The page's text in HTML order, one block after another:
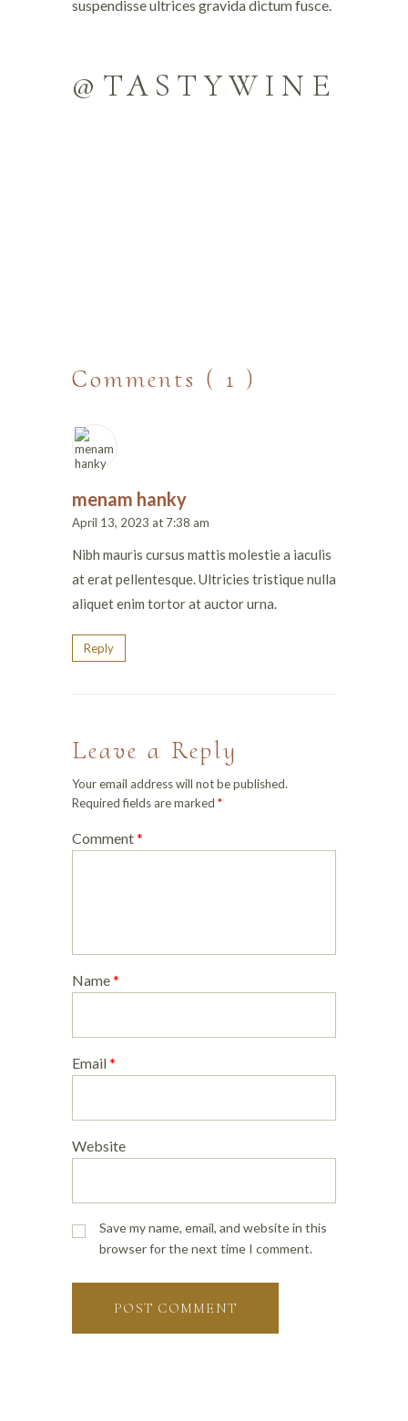
suspendisse ultrices gravida dictum fusce.
@TASTYWINE
Comments ( 1 )
menam hanky
April 13, 2023 at 7:38 am
Nibh mauris cursus mattis molestie a iaculis
at erat pellentesque. Ultricies tristique nulla
aliquet enim tortor at auctor urna.
Reply
Leave a Reply
Your email address will not be published.
Required fields are marked *
Comment*
Name*
Email*
Website
Save my name, email, and website in this
browser for the next time I comment.